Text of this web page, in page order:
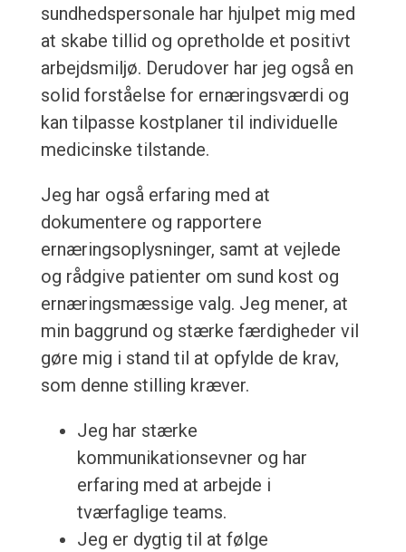
sundhedspersonale har hjulpet mig med
at skabe tillid og opretholde et positivt
arbejdsmiljø. Derudover har jeg også en
solid forståelse for ernæringsværdi og
kan tilpasse kostplaner til individuelle
medicinske tilstande.
Jeg har også erfaring med at
dokumentere og rapportere
ernæringsoplysninger, samt at vejlede
og rådgive patienter om sund kost og
ernæringsmæssige valg. Jeg mener, at
min baggrund og stærke færdigheder vil
gøre mig i stand til at opfylde de krav,
som denne stilling kræver.
Jeg har stærke
kommunikationsevner og har
erfaring med at arbejde i
tværfaglige teams.
Jeg er dygtig til at følge